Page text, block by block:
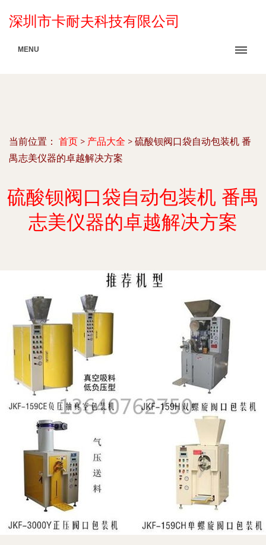
深圳市卡耐夫科技有限公司
MENU
当前位置： 首页 > 产品大全 > 硫酸钡阀口袋自动包装机 番
禺志美仪器的卓越解决方案
硫酸钡阀口袋自动包装机 番禺
志美仪器的卓越解决方案